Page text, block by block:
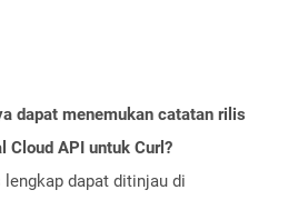
dapat menemukan catatan rilis
Cloud API untuk Curl?
dapat ditinjau di